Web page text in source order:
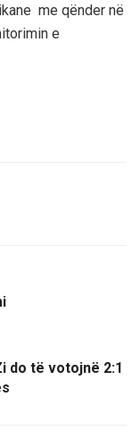
me qënder në
e
do të votojnë 2:1